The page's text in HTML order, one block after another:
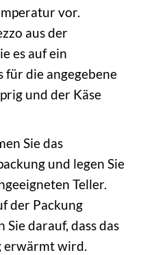
vor.
aus der
es auf ein
für die angegebene
und der Käse
Sie das
und legen Sie
Teller.
der Packung
Sie darauf, dass das
erwärmt wird.